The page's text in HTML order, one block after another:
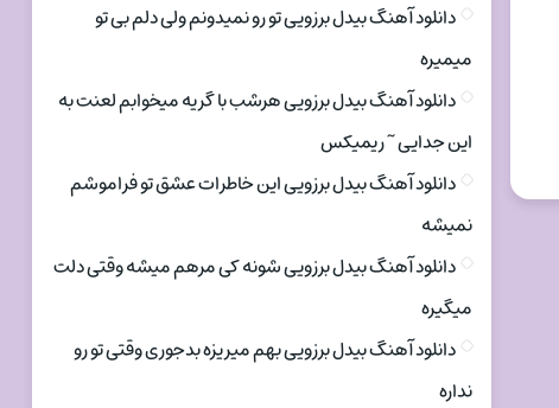
دانلود آهنگ بیدل برزویی تو رو نمیدونم ولی دلم بی تو
میمیره
دانلود آهنگ بیدل برزویی هرشب با گریه میخوابم لعنت به
این جدایی ~ ریمیکس
دانلود آهنگ بیدل برزویی این خاطرات عشق تو فراموشم
نمیشه
دانلود آهنگ بیدل برزویی شونه کی مرهم میشه وقتی دلت
میگیره
دانلود آهنگ بیدل برزویی بهم میریزه بدجوری وقتی تو رو
نداره